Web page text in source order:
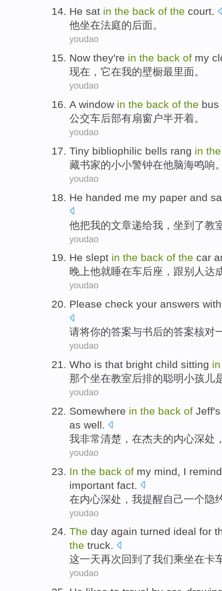
He sat in the back of the court.
他坐在法庭的后面。
youdao
Now they're in the back of my
现在 ， 它在我的壁橱最里面。
youdao
A window in the back of the bus
公交车后部有扇窗户半开着。
youdao
Tiny bibliophilic bells rang in
藏书家的小小警钟在他脑海鸣响
youdao
He handed me my paper and
他把我的文章递给我， 坐到了教
youdao
He slept in the back of the car
晚上他就睡在车后座 ，跟别人 达
youdao
Please check your answers with
请将你的答案与书后的答案核对
youdao
Who is that bright child sitting in
那个坐在教室后排的聪明小孩儿
youdao
Somewhere in the back of Jeff's
as well.
我非常清楚， 在杰夫的内心深处
youdao
In the back of my mind I
important fact
在内心深处， 我提醒自己一个隐
youdao
The day again turned ideal for
the truck.
这一天再次 回到 了我们乘坐在卡
youdao